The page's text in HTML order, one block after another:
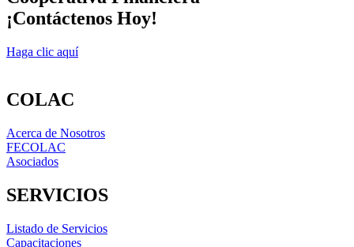
¡Contáctenos Hoy!
Haga clic aquí
COLAC
Acerca de Nosotros
FECOLAC
Asociados
SERVICIOS
Listado de Servicios
Capacitaciones